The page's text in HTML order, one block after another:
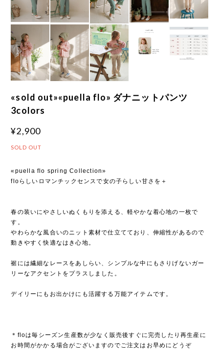
«sold out»«puella flo» ダナニットパンツ
3colors
¥2,900
SOLD OUT
«puella flo spring Collection»
floらしいロマンチックセンスで女の子らしい甘さを＋
春の装いにやさしいぬくもりを添える、軽やかな着心地の一枚で
す。
やわらかな風合いのニット素材で仕立てており、伸縮性があるので
動きやすく快適なはき心地。
裾には繊細なレースをあしらい、シンプルな中にもさりげないガー
リーなアクセントをプラスしました。
デイリーにもお出かけにも活躍する万能アイテムです。
＊floは毎シーズン生産数が少なく販売後すぐに完売したり再生産に
お時間がかかる場合がございますのでご注文はお早めにどうぞ